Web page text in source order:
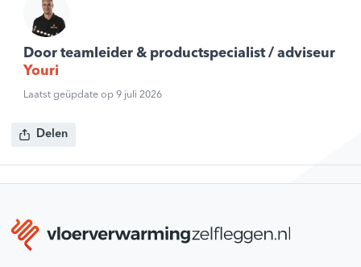
Door teamleider & productspecialist / adviseur
Youri
Laatst geüpdate op 9 juli 2026
Delen